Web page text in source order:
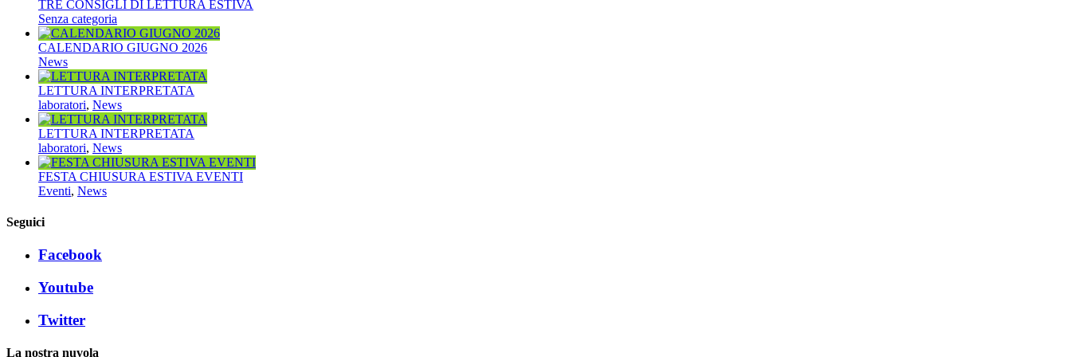
TRE CONSIGLI DI LETTURA ESTIVA
Senza categoria
CALENDARIO GIUGNO 2026
News
LETTURA INTERPRETATA
laboratori, News
LETTURA INTERPRETATA
laboratori, News
FESTA CHIUSURA ESTIVA EVENTI
Eventi, News
Seguici
Facebook
Youtube
Twitter
La nostra nuvola